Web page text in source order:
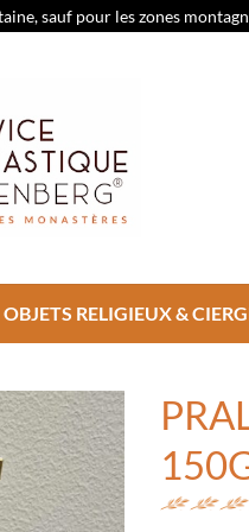
sauf pour les zones
OBJETS RELIGIEUX &